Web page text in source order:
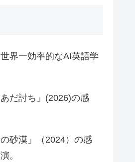
界一効率的なAI英語学
だ討ち」(2026)の感
砂漠」（2024）の感
。